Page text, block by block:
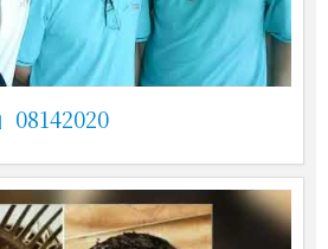
08142020